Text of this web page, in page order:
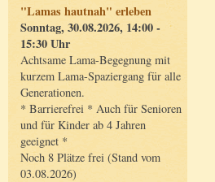
"Lamas hautnah" erleben
Sonntag, 30.08.2026, 14:00 -
15:30 Uhr
Achtsame Lama-Begegnung mit
kurzem Lama-Spaziergang für alle
Generationen.
* Barrierefrei * Auch für Senioren
und für Kinder ab 4 Jahren
geeignet *
Noch 8 Plätze frei (Stand vom
03.08.2026)